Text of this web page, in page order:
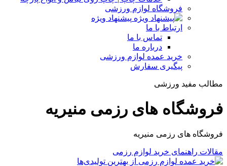
فروشگاه لوازم ورزشی
پیشنهاد ویژه
ارتباط با ما
تماس با ما
درباره ما
خرید عمده لوازم ورزشی
پیگیری سفارش
مطالب مفید ورزشی
فروشگاه های رزمی منیریه
فروشگاه های رزمی منیریه
مقالات راهنمای خرید لوازم رزمی